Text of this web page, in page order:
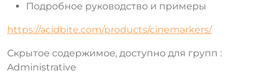
Подробное руководство и примеры
https://acidbite.com/products/cinemarkers/
Скрытое содержимое, доступно для групп :
Administrative